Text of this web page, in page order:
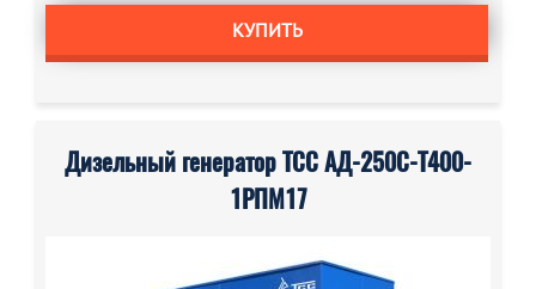
КУПИТЬ
Дизельный генератор ТСС АД-250С-Т400-
1РПМ17